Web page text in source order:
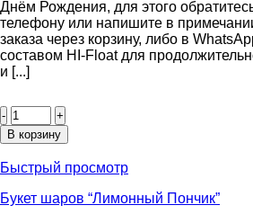
Днём Рождения, для этого
телефону или напишите в
заказа через корзину, либо в
составом HI-Float для
и [...]
товара
Букет
“Нежный”
В корзину
Быстрый просмотр
Букет шаров “Лимонный Пончик”